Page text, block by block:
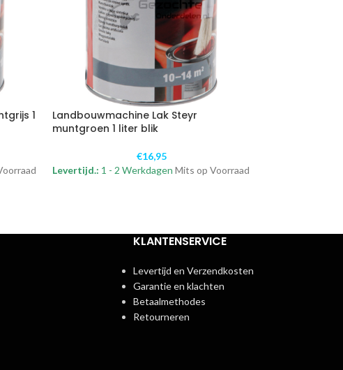
1
Landbouwmachine Lak Steyr
muntgroen 1 liter blik
€16,95
Levertijd.: 1 - 2 Werkdagen Mits op Voorraad
KLANTENSERVICE
Levertijd en Verzendkosten
Garantie en klachten
Betaalmethodes
Retourneren